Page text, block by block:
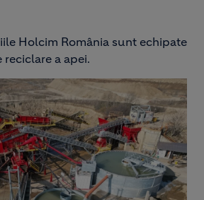
Holcim România sunt echipate
reciclare a apei.